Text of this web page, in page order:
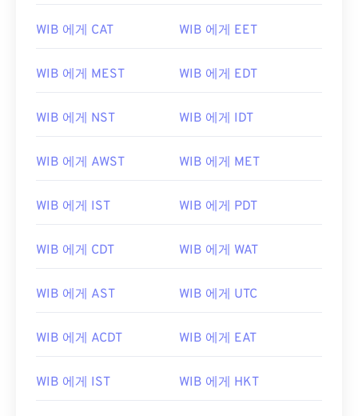
WIB 에게 CAT WIB 에게 EET
WIB 에게 MEST WIB 에게 EDT
WIB 에게 NST WIB 에게 IDT
WIB 에게 AWST WIB 에게 MET
WIB 에게 IST WIB 에게 PDT
WIB 에게 CDT WIB 에게 WAT
WIB 에게 AST WIB 에게 UTC
WIB 에게 ACDT WIB 에게 EAT
WIB 에게 IST WIB 에게 HKT